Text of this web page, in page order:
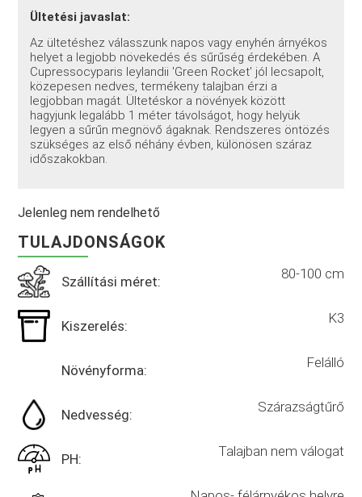
Ültetési javaslat:
Az ültetéshez válasszunk napos vagy enyhén árnyékos
helyet a legjobb növekedés és sűrűség érdekében. A
Cupressocyparis leylandii 'Green Rocket' jól lecsapolt,
közepesen nedves, termékeny talajban érzi a
legjobban magát. Ültetéskor a növények között
hagyjunk legalább 1 méter távolságot, hogy helyük
legyen a sűrűn megnövő ágaknak. Rendszeres öntözés
szükséges az első néhány évben, különösen száraz
időszakokban.
Jelenleg nem rendelhető
TULAJDONSÁGOK
Szállítási méret: 80-100 cm
Kiszerelés: K3
Növényforma: Felálló
Nedvesség: Szárazságtűrő
PH: Talajban nem válogat